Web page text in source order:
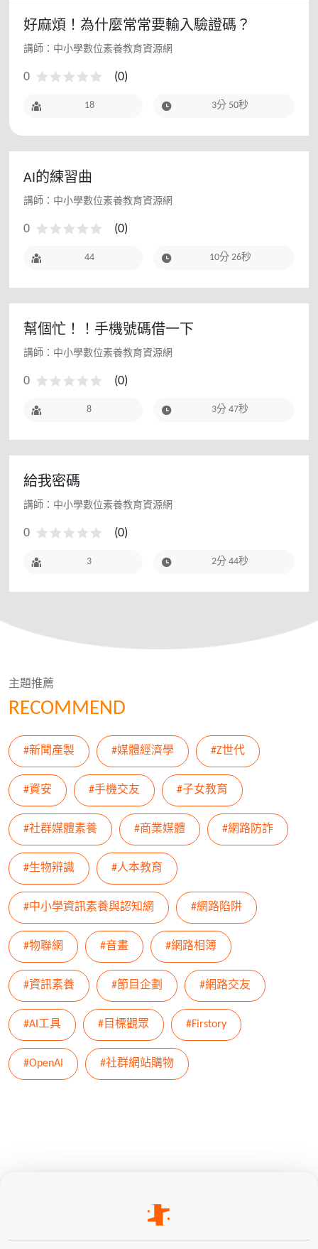
好麻煩！為什麼常常要輸入驗證碼？
講師：中小學數位素養教育資源網
0 (0)
18 3分 50秒
AI的練習曲
講師：中小學數位素養教育資源網
0 (0)
44 10分 26秒
幫個忙！！手機號碼借一下
講師：中小學數位素養教育資源網
0 (0)
8 3分 47秒
給我密碼
講師：中小學數位素養教育資源網
0 (0)
3 2分 44秒
RECOMMEND
主題推薦
#新聞產製 #媒體經濟學 #Z世代
#資安 #手機交友 #子女教育
#社群媒體素養 #商業媒體 #網路防詐
#生物辨識 #人本教育
#中小學資訊素養與認知網 #網路陷阱
#物聯網 #音畫 #網路相簿
#資訊素養 #節目企劃 #網路交友
#AI工具 #目標觀眾 #Firstory
#OpenAI #社群網站購物